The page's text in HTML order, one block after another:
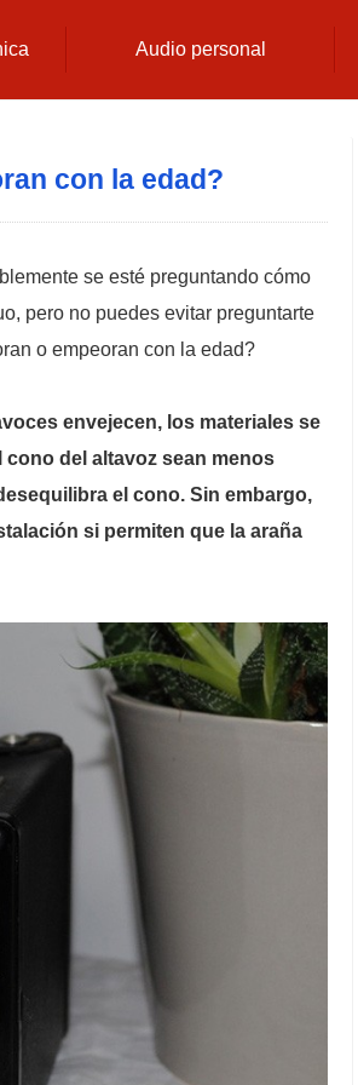
Audio personal
con la edad?
se esté preguntando cómo
pero no puedes evitar preguntarte
o empeoran con la edad?
envejecen, los materiales se
del altavoz sean menos
el cono. Sin embargo,
si permiten que la araña